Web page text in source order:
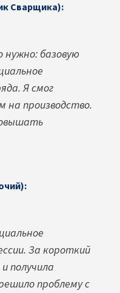
Сварщика):
базовую
Я смог
на производство.
За короткий
получила
проблему с